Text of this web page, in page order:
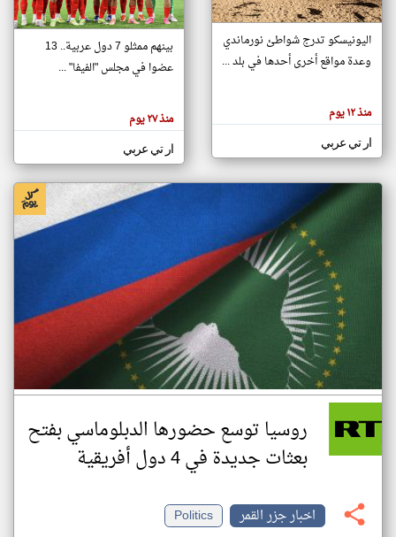
تغيير الدولة
اخبار جزر القمر على مدار الساعة
أهم اخبار جزر القمر العاجلة والمباشرة
هنا عن
وجهة
كاتبيها.
اليونيسكو تدرج شواطئ نورماندي
وعدة مواقع أخرى أحدها في بلد ...
منذ ١٢ يوم
ار تي عربي
بينهم ممثلو 7 دول عربية.. 13
عضوا في مجلس "الفيفا" ...
منذ ٢٧ يوم
ار تي عربي
روسيا توسع حضورها الدبلوماسي بفتح
بعثات جديدة في 4 دول أفريقية
اخبار جزر القمر
Politics
klyoum.com